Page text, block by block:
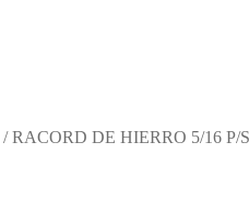
/RACORD DE HIERRO 5/16 P/